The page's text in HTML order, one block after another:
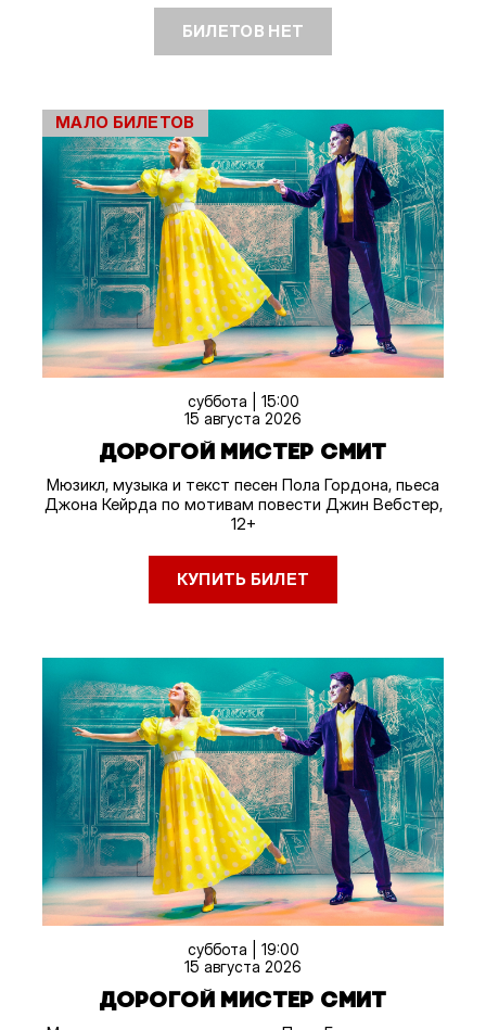
БИЛЕТОВ НЕТ
МАЛО БИЛЕТОВ
суббота | 15:00
15 августа 2026
ДОРОГОЙ МИСТЕР СМИТ
Мюзикл, музыка и текст песен Пола Гордона, пьеса
Джона Кейрда по мотивам повести Джин Вебстер,
12+
КУПИТЬ БИЛЕТ
суббота | 19:00
15 августа 2026
ДОРОГОЙ МИСТЕР СМИТ